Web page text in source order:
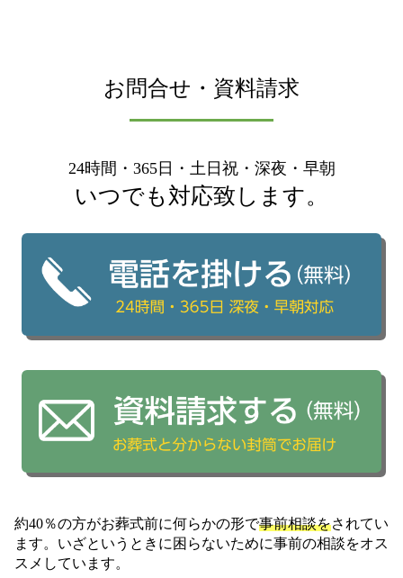
お問合せ・資料請求
24時間・365日・土日祝・深夜・早朝
いつでも対応致します。
約40％の方がお葬式前に何らかの形で事前相談をされてい
ます。いざというときに困らないために事前の相談をオス
スメしています。